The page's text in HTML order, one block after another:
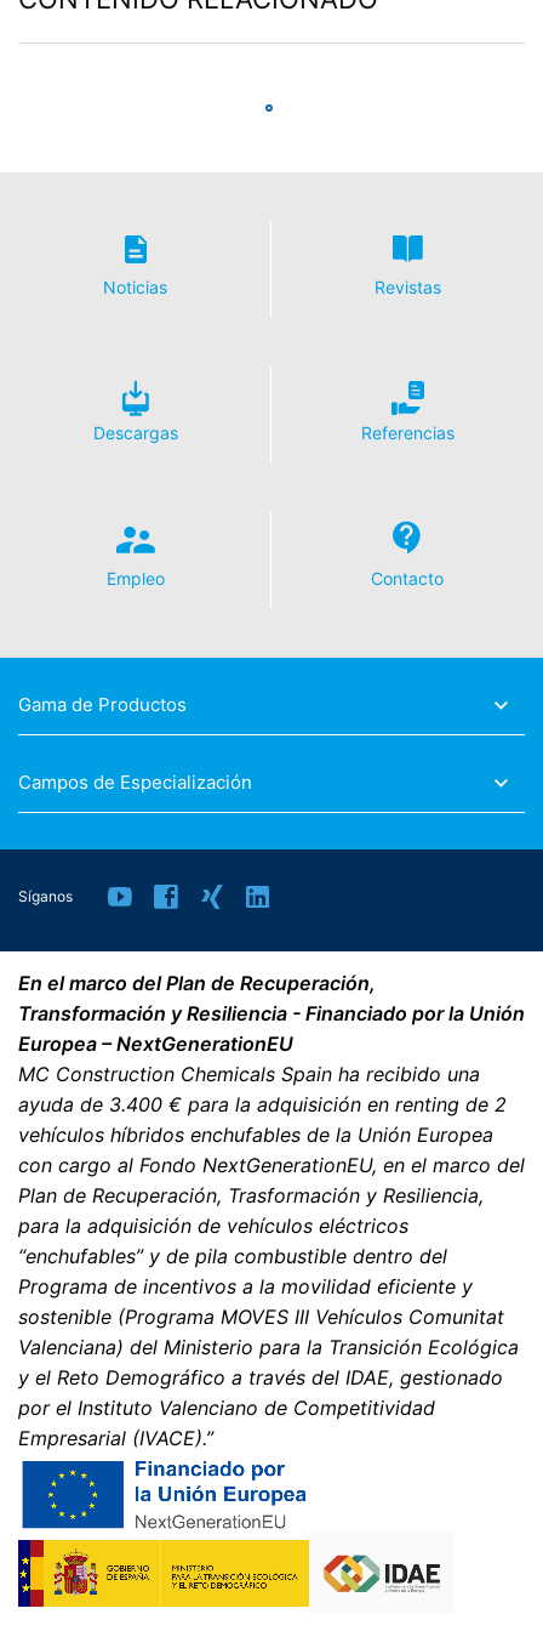
Noticias Revistas
Descargas Referencias
Empleo Contacto
Gama de Productos
Campos de Especialización
Síganos
En el marco del Plan de Recuperación,
Transformación y Resiliencia - Financiado por la Unión
Europea – NextGenerationEU
MC Construction Chemicals Spain ha recibido una
ayuda de 3.400 € para la adquisición en renting de 2
vehículos híbridos enchufables de la Unión Europea
con cargo al Fondo NextGenerationEU, en el marco del
Plan de Recuperación, Trasformación y Resiliencia,
para la adquisición de vehículos eléctricos
“enchufables” y de pila combustible dentro del
Programa de incentivos a la movilidad eficiente y
sostenible (Programa MOVES III Vehículos Comunitat
Valenciana) del Ministerio para la Transición Ecológica
y el Reto Demográfico a través del IDAE, gestionado
por el Instituto Valenciano de Competitividad
Empresarial (IVACE).”